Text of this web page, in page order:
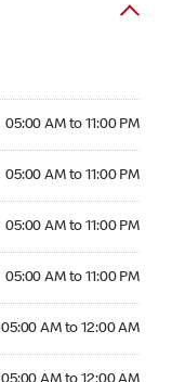
05:00 AM to 11:00 PM
05:00 AM to 11:00 PM
05:00 AM to 11:00 PM
05:00 AM to 11:00 PM
05:00 AM to 12:00 AM